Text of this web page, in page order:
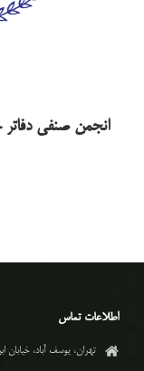
انجمن صنفی
اطلاعات تماس
تهران، یوسف آباد، خیابان